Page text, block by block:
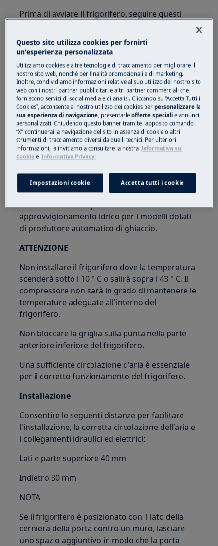
Prima di avviare il frigorifero, seguire questi
Posizione
• Scegli un luogo vicino a una presa elettrica con
messa a terra, non GFCI.Nonutilizzare una
prolunga o una spina adattatore.
• Se possibile, posizionare il frigorifero lontano
dalla luce solare diretta e lontano da fornelli,
lavastoviglie o altre fonti di calore.
• Il frigorifero deve essere installato su un
pavimento che sia in piano e abbastanza
resistente da supportare un frigorifero a pieno
carico.
• Considerare la disponibilità di
approvvigionamento idrico per i modelli dotati
di produttore automatico di ghiaccio.
ATTENZIONE
Non installare il frigorifero dove la temperatura
scenderà sotto i 10 ° C o salirà sopra i 43 ° C. Il
compressore non sarà in grado di mantenere le
temperature adeguate all'interno del
frigorifero.
Non bloccare la griglia sulla punta nella parte
anteriore inferiore del frigorifero.
Una sufficiente circolazione d'aria è essenziale
per il corretto funzionamento del frigorifero.
Installazione
Consentire le seguenti distanze per facilitare
l'installazione, la corretta circolazione dell'aria e
i collegamenti idraulici ed elettrici:
Lati e parte superiore 40 mm
Indietro 30 mm
NOTA
Se il frigorifero è posizionato con il lato della
cerniera della porta contro un muro, lasciare
uno spazio aggiuntivo in modo che la porta
Questo sito utilizza cookies per fornirti
un'esperienza personalizzata
Utilizziamo cookies e altre tecnologie di tracciamento per migliorare il
nostro sito web, nonchè per finalità promozionali e di marketing.
Inoltre, condividiamo informazioni relative al suo utilizzo del nostro sito
web con i nostri partner pubblicitari e altri partner commerciali che
forniscono servizi di social media e di analisi. Cliccando su “Accetta Tutti i
Cookies”, acconsente al nostro utilizzo dei cookies perpersonalizzare la
sua esperienza di navigazione, presentarleofferte speciali e annunci
personalizzati. Chiudendo questo banner tramite l’apposito comando
“X” continuerai la navigazione del sito in assenza di cookie o altri
strumenti di tracciamento diversi da quelli tecnici. Per ulteriori
informazioni, la invitiamo a consultare la nostra Informativa sui
Cookie e Informativa Privacy.
Impostazioni cookie Accetta tutti i cookie